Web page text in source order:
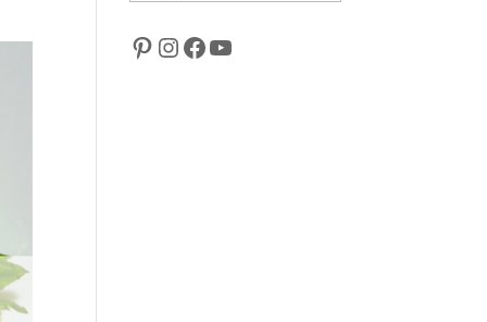
Pinterest
Instagram
Facebook
YouTube